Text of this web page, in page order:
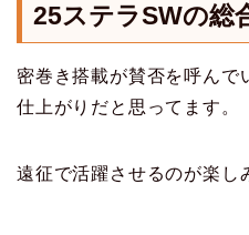
25ステラSWの総
密巻き搭載が賛否を呼んで
仕上がりだと思ってます。
遠征で活躍させるのが楽し